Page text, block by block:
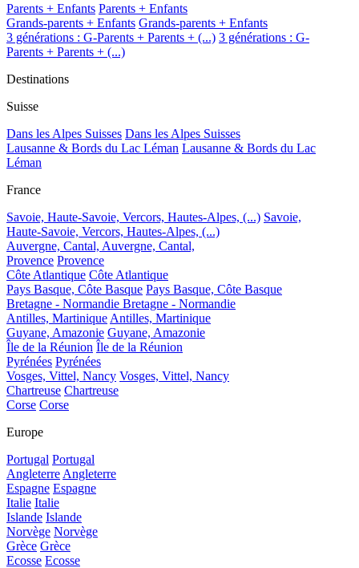
Parents + Enfants Parents + Enfants
Grands-parents + Enfants Grands-parents + Enfants
3 générations : G-Parents + Parents + (...) 3 générations : G-
Parents + Parents + (...)
Destinations
Suisse
Dans les Alpes Suisses Dans les Alpes Suisses
Lausanne & Bords du Lac Léman Lausanne & Bords du Lac
Léman
France
Savoie, Haute-Savoie, Vercors, Hautes-Alpes, (...) Savoie,
Haute-Savoie, Vercors, Hautes-Alpes, (...)
Auvergne, Cantal, Auvergne, Cantal,
Provence Provence
Côte Atlantique Côte Atlantique
Pays Basque, Côte Basque Pays Basque, Côte Basque
Bretagne - Normandie Bretagne - Normandie
Antilles, Martinique Antilles, Martinique
Guyane, Amazonie Guyane, Amazonie
Île de la Réunion Île de la Réunion
Pyrénées Pyrénées
Vosges, Vittel, Nancy Vosges, Vittel, Nancy
Chartreuse Chartreuse
Corse Corse
Europe
Portugal Portugal
Angleterre Angleterre
Espagne Espagne
Italie Italie
Islande Islande
Norvège Norvège
Grèce Grèce
Ecosse Ecosse